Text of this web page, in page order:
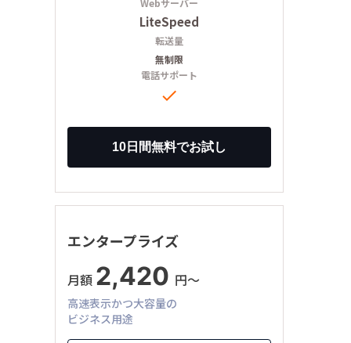
Webサーバー
LiteSpeed
転送量
無制限
電話サポート

エンタープライズ
月額 2,420 円〜
高速表示かつ大容量の
ビジネス用途